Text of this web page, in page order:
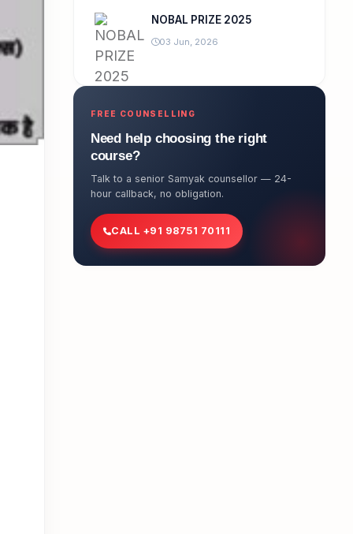
NOBAL PRIZE 2025
03 Jun, 2026
FREE COUNSELLING
Need help choosing the right
course?
Talk to a senior Samyak counsellor — 24-
hour callback, no obligation.
CALL +91 98751 70111